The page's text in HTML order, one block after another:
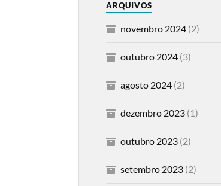
ARQUIVOS
novembro 2024(2)
outubro 2024(3)
agosto 2024(2)
dezembro 2023(1)
outubro 2023(2)
setembro 2023(2)